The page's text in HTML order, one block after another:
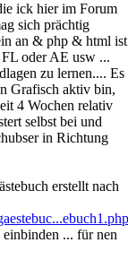
ick hier im Forum
sich prächtig
an & php & html ist
oder AE usw ...
zu lernen.... Es
Grafisch aktiv bin,
4 Wochen relativ
selbst bei und
in Richtung
erstellt nach
... für nen